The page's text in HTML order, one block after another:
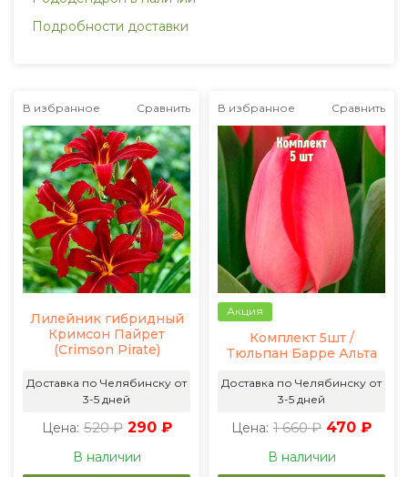
Подробности доставки
В избранное Сравнить
Лилейник гибридный
Кримсон Пайрет
(Crimson Pirate)
Доставка по Челябинску от
3-5 дней
Цена: 520 ₽ 290 ₽
В наличии
В избранное Сравнить
Акция
Комплект 5шт /
Тюльпан Барре Альта
Доставка по Челябинску от
3-5 дней
Цена: 1 660 ₽ 470 ₽
В наличии